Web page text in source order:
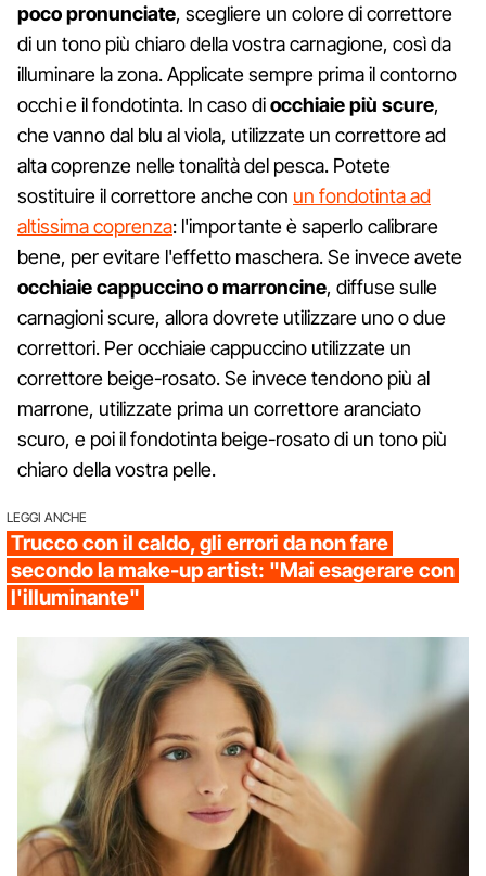
poco pronunciate, scegliere un colore di correttore
di un tono più chiaro della vostra carnagione, così da
illuminare la zona. Applicate sempre prima il contorno
occhi e il fondotinta. In caso diocchiaie più scure,
che vanno dal blu al viola, utilizzate un correttore ad
alta coprenze nelle tonalità del pesca. Potete
sostituire il correttore anche con un fondotinta ad
altissima coprenza: l'importante è saperlo calibrare
bene, per evitare l'effetto maschera. Se invece avete
occhiaie cappuccino o marroncine, diffuse sulle
carnagioni scure, allora dovrete utilizzare uno o due
correttori. Per occhiaie cappuccino utilizzate un
correttore beige-rosato. Se invece tendono più al
marrone, utilizzate prima un correttore aranciato
scuro, e poi il fondotinta beige-rosato di un tono più
chiaro della vostra pelle.
LEGGI ANCHE
Trucco con il caldo, gli errori da non fare
secondo la make-up artist: "Mai esagerare con
l'illuminante"